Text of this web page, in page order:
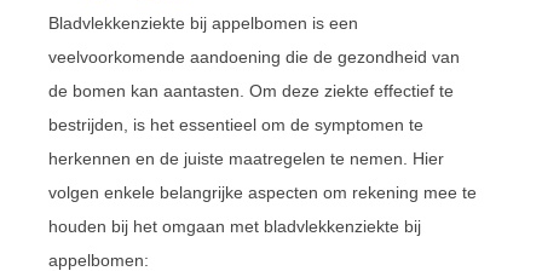
Bladvlekkenziekte bij appelbomen is een
veelvoorkomende aandoening die de gezondheid van
de bomen kan aantasten. Om deze ziekte effectief te
bestrijden, is het essentieel om de symptomen te
herkennen en de juiste maatregelen te nemen. Hier
volgen enkele belangrijke aspecten om rekening mee te
houden bij het omgaan met bladvlekkenziekte bij
appelbomen: